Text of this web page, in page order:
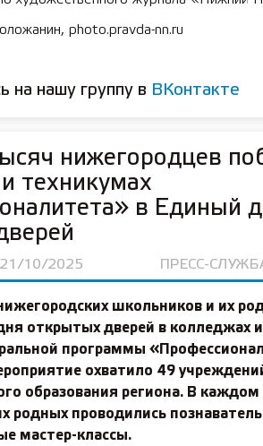
photo.pravda-nn.ru
на нашу группу в ВКонтакте
нижегородцев
техникумах
в Единый
10/2025 ПРЕСС-
школьников и их
открытых дверей в колледжах
программы
охватило 49
образования региона. В каждом
родных проводились
мастер-классы.